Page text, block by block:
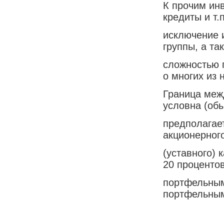
К прочим
кредиты и
исключение
группы, а
сложностью
о многих из
Граница
условна
(уставного)
20